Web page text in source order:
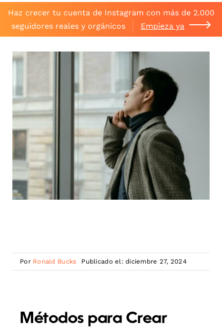
Haz crecer tu cuenta de Instagram con más de 2.000
seguidores reales y orgánicos
Empieza ya
Por Ronald Bucks Publicado el: diciembre 27, 2024
Métodos para Crear